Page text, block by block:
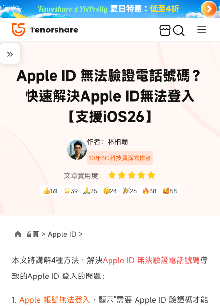
Apple ID 無法驗證電話號碼？
快速解決Apple ID無法登入
【支援iOS26】
作者：林柏翰
10年3C 科技資深寫作者
文章實用度：
161 39 25 24 26 38 88
首頁 > Apple ID >
本文將講解4種方法，解決Apple ID 無法驗證電話號碼導
致的Apple ID 登入的問題：
1. Apple 帳號無法登入 ，顯示"需要 Apple ID 驗證碼才能